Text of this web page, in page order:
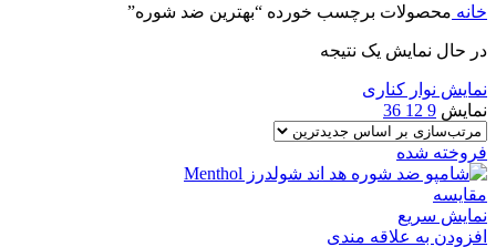
خانه محصولات برچسب خورده “بهترین ضد شوره”
در حال نمایش یک نتیجه
نمایش نوار کناری
نمایش 9
12
36
فروخته شده
مقايسه
نمایش سریع
افزودن به علاقه مندی